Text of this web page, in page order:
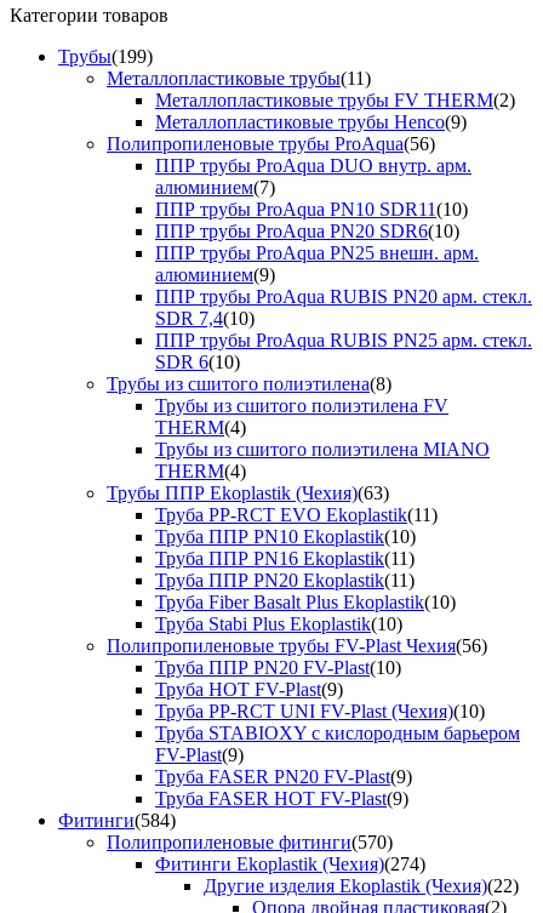
Категории товаров
Трубы(199)
Металлопластиковые трубы(11)
Металлопластиковые трубы FV THERM(2)
Металлопластиковые трубы Henco(9)
Полипропиленовые трубы ProAqua(56)
ППР трубы ProAqua DUO внутр. арм.
алюминием(7)
ППР трубы ProAqua PN10 SDR11(10)
ППР трубы ProAqua PN20 SDR6(10)
ППР трубы ProAqua PN25 внешн. арм.
алюминием(9)
ППР трубы ProAqua RUBIS PN20 арм. стекл.
SDR 7,4(10)
ППР трубы ProAqua RUBIS PN25 арм. стекл.
SDR 6(10)
Трубы из сшитого полиэтилена(8)
Трубы из сшитого полиэтилена FV
THERM(4)
Трубы из сшитого полиэтилена MIANO
THERM(4)
Трубы ППР Ekoplastik (Чехия)(63)
Труба PP-RCT EVO Ekoplastik(11)
Труба ППР PN10 Ekoplastik(10)
Труба ППР PN16 Ekoplastik(11)
Труба ППР PN20 Ekoplastik(11)
Труба Fiber Basalt Plus Ekoplastik(10)
Труба Stabi Plus Ekoplastik(10)
Полипропиленовые трубы FV-Plast Чехия(56)
Труба ППР PN20 FV-Plast(10)
Труба HOT FV-Plast(9)
Труба PP-RCT UNI FV-Plast (Чехия)(10)
Труба STABIOXY с кислородным барьером
FV-Plast(9)
Труба FASER PN20 FV-Plast(9)
Труба FASER HOT FV-Plast(9)
Фитинги(584)
Полипропиленовые фитинги(570)
Фитинги Ekoplastik (Чехия)(274)
Другие изделия Ekoplastik (Чехия)(22)
Опора двойная пластиковая(2)